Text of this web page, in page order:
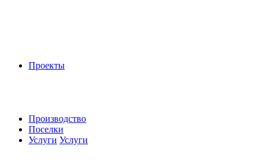
Проекты
Производство
Поселки
Услуги Услуги